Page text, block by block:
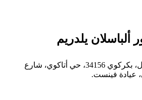
ألباسلان يلدريم
تركيا، إسطنبول، بكركوي 34156، حي أتاكوي، شارع